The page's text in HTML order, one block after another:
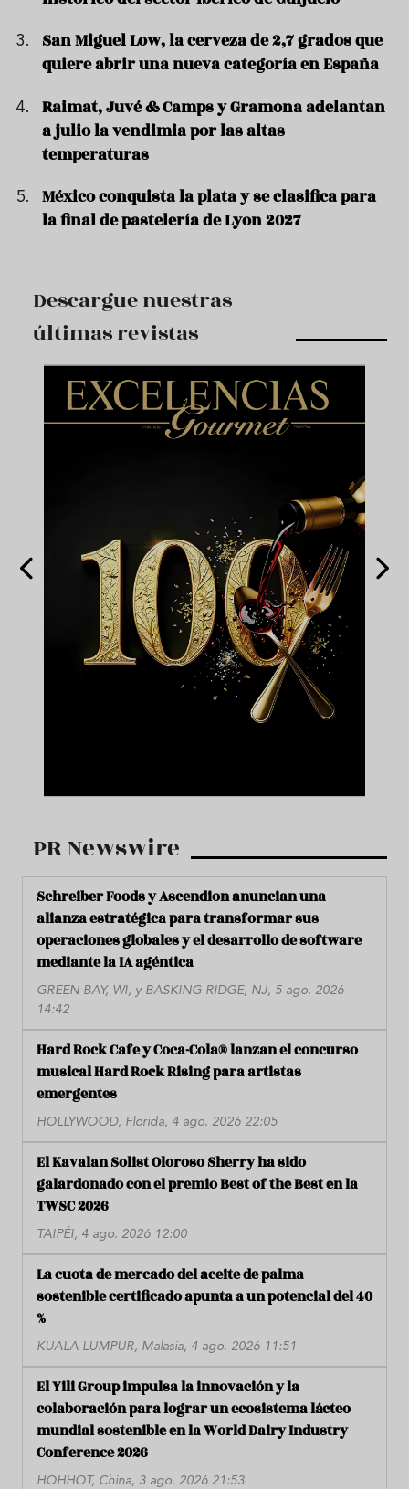
San Miguel Low, la cerveza de 2,7 grados que
quiere abrir una nueva categoría en España
Raimat, Juvé & Camps y Gramona adelantan
a julio la vendimia por las altas
temperaturas
México conquista la plata y se clasifica para
la final de pastelería de Lyon 2027
Descargue nuestras
últimas revistas
PR Newswire
Schreiber Foods y Ascendion anuncian una
alianza estratégica para transformar sus
operaciones globales y el desarrollo de software
mediante la IA agéntica
GREEN BAY, WI, y BASKING RIDGE, NJ, 5 ago. 2026
14:42
Hard Rock Cafe y Coca-Cola® lanzan el concurso
musical Hard Rock Rising para artistas
emergentes
HOLLYWOOD, Florida, 4 ago. 2026 22:05
El Kavalan Solist Oloroso Sherry ha sido
galardonado con el premio Best of the Best en la
TWSC 2026
TAIPÉI, 4 ago. 2026 12:00
La cuota de mercado del aceite de palma
sostenible certificado apunta a un potencial del 40
%
KUALA LUMPUR, Malasia, 4 ago. 2026 11:51
El Yili Group impulsa la innovación y la
colaboración para lograr un ecosistema lácteo
mundial sostenible en la World Dairy Industry
Conference 2026
HOHHOT, China, 3 ago. 2026 21:53